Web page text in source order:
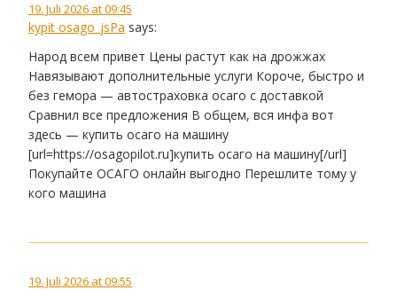
19. Juli 2026 at 09:45
kypit osago_jsPa says:
Народ всем привет Цены растут как на дрожжах
Навязывают дополнительные услуги Короче, быстро и
без гемора — автостраховка осаго с доставкой
Сравнил все предложения В общем, вся инфа вот
здесь — купить осаго на машину
[url=https://osagopilot.ru]купить осаго на машину[/url]
Покупайте ОСАГО онлайн выгодно Перешлите тому у
кого машина
19. Juli 2026 at 09:55